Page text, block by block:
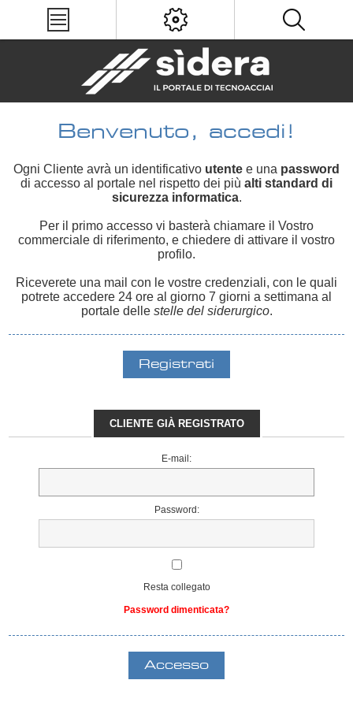
Benvenuto, accedi!
Ogni Cliente avrà un identificativo utente e una password
di accesso al portale nel rispetto dei più alti standard di
sicurezza informatica.
Per il primo accesso vi basterà chiamare il Vostro
commerciale di riferimento, e chiedere di attivare il vostro
profilo.
Riceverete una mail con le vostre credenziali, con le quali
potrete accedere 24 ore al giorno 7 giorni a settimana al
portale delle stelle del siderurgico.
CLIENTE GIÀ REGISTRATO
E-mail:
Password:
Resta collegato
Password dimenticata?